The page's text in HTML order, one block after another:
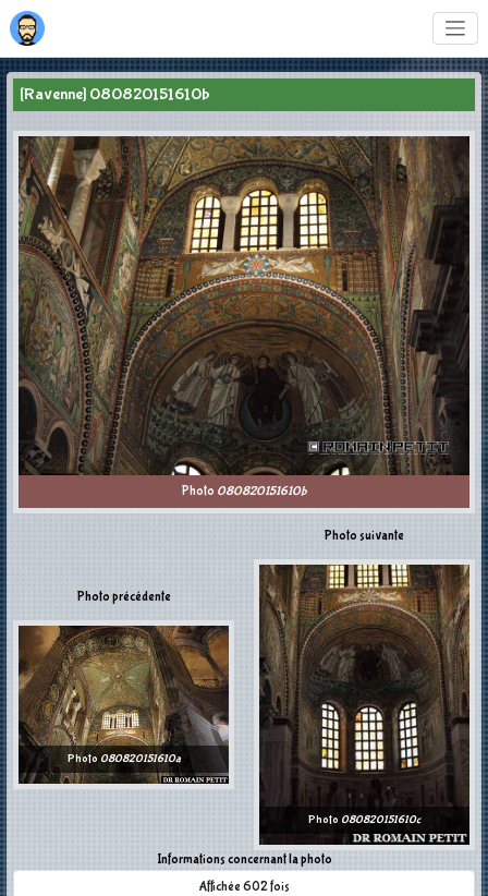
[Ravenne] 080820151610b
Photo 080820151610b
Photo précédente
Photo 080820151610a
Informations concernant la photo
Affichée 602 fois
Photo suivante
Photo 080820151610c